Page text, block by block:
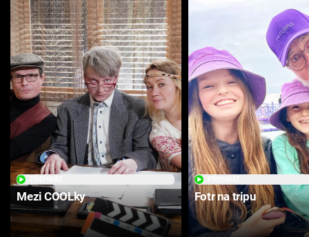
Mezi COOLky Fotr na tripu